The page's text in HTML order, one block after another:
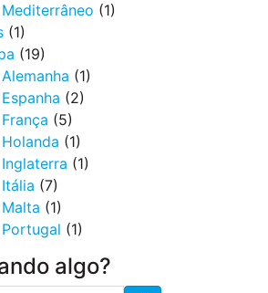
Mediterrâneo (1)
(1)
(19)
Alemanha (1)
Espanha (2)
França (5)
Holanda (1)
Inglaterra (1)
Itália (7)
Malta (1)
Portugal (1)
algo?